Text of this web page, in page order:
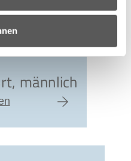
männlich
zum Artikel